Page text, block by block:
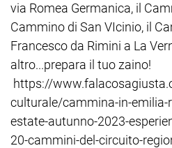
via Romea Germanica, il
Cammino di San VIcinio, il
Francesco da Rimini a La
altro...prepara il tuo zaino!
https://
culturale/cammina-in-
estate-autunno-2023-
20-cammini-del-circuito-